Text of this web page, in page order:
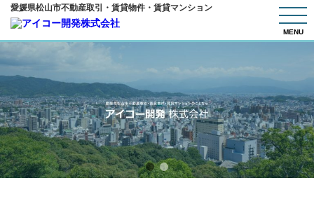
MENU
愛媛県松山市不動産取引・賃貸物件・賃貸マンション